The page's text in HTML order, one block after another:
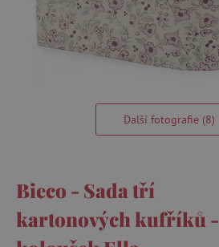
Další fotografie (8)
Bieco - Sada tří
kartonových kufříků -